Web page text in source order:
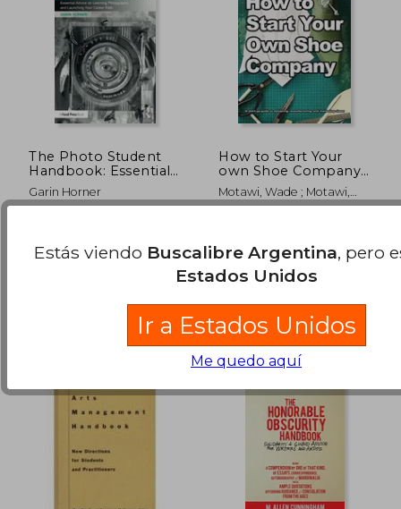
50% $ 406.516
$ 203.258
50%
dcto.
$
The Photo Student
Handbook: Essential
Advice on Learning
Photography and
Garin Horner
Tapa Blanda, Nuevo
How to Start Your
own Shoe Company
(en Inglés)
Motawi, Wade ; Motawi,
Andrea
Estás viendo Buscalibre Argentina, pero
Estados Unidos
Ir a Estados Unidos
Me quedo aquí